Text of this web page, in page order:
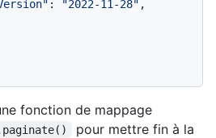
: "2022-11-28" ,
fonction de mappage
pour mettre fin à la